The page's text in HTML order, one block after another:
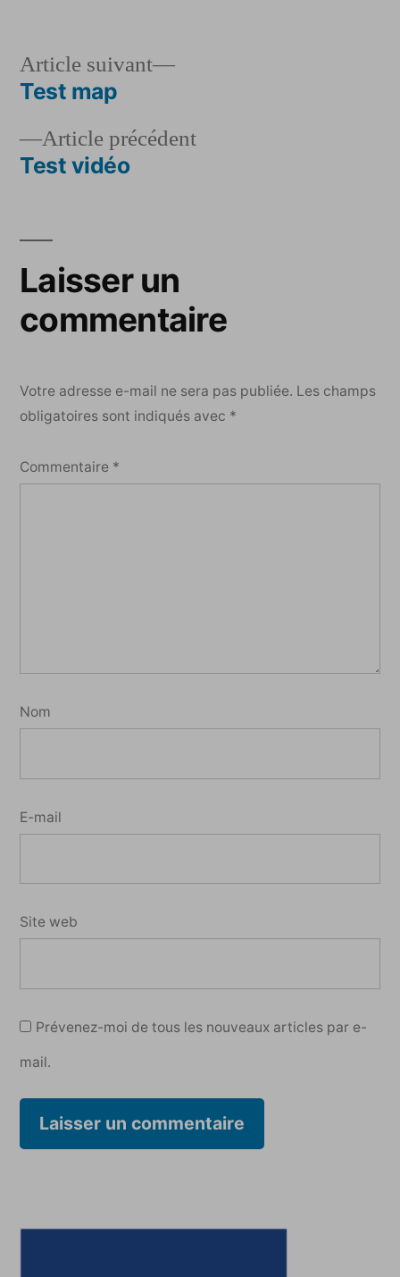
Navigation
deArticle précédentArticle
Test vidéo
Article suivant
Article
Test map
Laisser un
commentaire
Votre adresse e-mail ne sera pas publiée. Les champs
obligatoires sont indiqués avec *
Commentaire *
Nom
E-mail
Site web
Prévenez-moi de tous les nouveaux articles par e-
mail.